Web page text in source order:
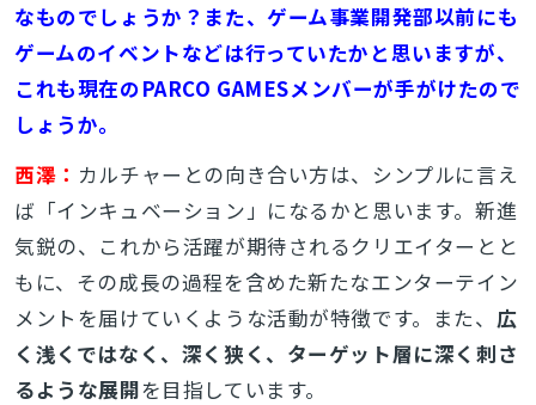
なものでしょうか？また、ゲーム事業開発部以前にも
ゲームのイベントなどは行っていたかと思いますが、
これも現在のPARCO GAMESメンバーが手がけたので
しょうか。
西澤： カルチャーとの向き合い方は、シンプルに言え
ば「インキュベーション」になるかと思います。新進
気鋭の、これから活躍が期待されるクリエイターとと
もに、その成長の過程を含めた新たなエンターテイン
メントを届けていくような活動が特徴です。また、 広
く浅くではなく、深く狭く、ターゲット層に深く刺さ
るような展開を目指しています。